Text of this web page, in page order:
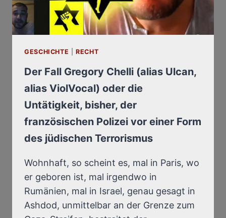
FRANÇAISE
DEVANT
UNE
TERRORISME
GESCHICHTE |RECHT
Der Fall Gregory Chelli (alias Ulcan,
alias ViolVocal) oder die
Untätigkeit, bisher, der
französischen Polizei vor einer Form
des jüdischen Terrorismus
Wohnhaft, so scheint es, mal in Paris, wo
er geboren ist, mal irgendwo in
Rumänien, mal in Israel, genau gesagt in
Ashdod, unmittelbar an der Grenze zum